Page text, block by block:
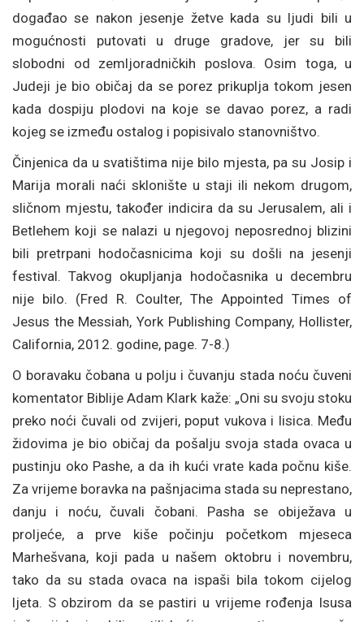
događao se nakon jesenje žetve kada su ljudi bili u
mogućnosti putovati u druge gradove, jer su bili
slobodni od zemljoradničkih poslova. Osim toga, u
Judeji je bio običaj da se porez prikuplja tokom jesen
kada dospiju plodovi na koje se davao porez, a radi
kojeg se između ostalog i popisivalo stanovništvo.
Činjenica da u svatištima nije bilo mjesta, pa su Josip i
Marija morali naći sklonište u staji ili nekom drugom,
sličnom mjestu, također indicira da su Jerusalem, ali i
Betlehem koji se nalazi u njegovoj neposrednoj blizini
bili pretrpani hodočasnicima koji su došli na jesenji
festival. Takvog okupljanja hodočasnika u decembru
nije bilo. (Fred R. Coulter, The Appointed Times of
Jesus the Messiah, York Publishing Company, Hollister,
California, 2012. godine, page. 7-8.)
O boravaku čobana u polju i čuvanju stada noću čuveni
komentator Biblije Adam Klark kaže: „Oni su svoju stoku
preko noći čuvali od zvijeri, poput vukova i lisica. Među
židovima je bio običaj da pošalju svoja stada ovaca u
pustinju oko Pashe, a da ih kući vrate kada počnu kiše.
Za vrijeme boravka na pašnjacima stada su neprestano,
danju i noću, čuvali čobani. Pasha se obiježava u
proljeće, a prve kiše počinju početkom mjeseca
Marhešvana, koji pada u našem oktobru i novembru,
tako da su stada ovaca na ispaši bila tokom cijelog
ljeta. S obzirom da se pastiri u vrijeme rođenja Isusa